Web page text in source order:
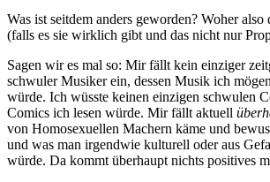
Was ist seitdem anders geworden? Woher also
(falls es sie wirklich gibt und das nicht nur
Sagen wir es mal so: Mir fällt kein einziger
schwuler Musiker ein, dessen Musik ich
würde. Ich wüsste keinen einzigen schwulen
Comics ich lesen würde. Mir fällt aktuell
von Homosexuellen Machern käme und
und was man irgendwie kulturell oder aus
würde. Da kommt überhaupt nichts positives